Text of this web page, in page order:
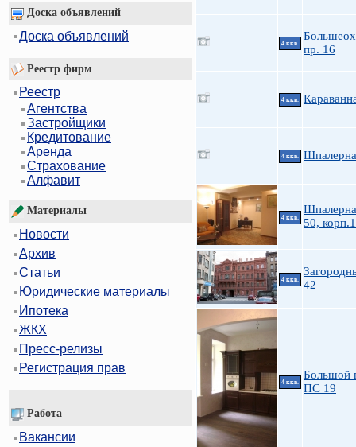
Доска объявлений
Доска объявлений
Реестр фирм
Реестр
Агентства
Застройщики
Кредитование
Аренда
Страхование
Алфавит
Материалы
Новости
Архив
Статьи
Юридические материалы
Ипотека
ЖКХ
Пресс-релизы
Регистрация прав
Работа
Вакансии
4 ккв.
пр. 16
4 ккв.
4 ккв.
4 ккв.
50, корп.1
4 ккв.
42
4 ккв.
Большой
ПС 19